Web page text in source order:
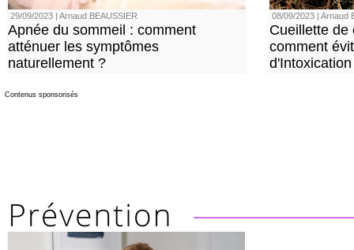
29/09/2023 | Arnaud BEAUSSIER
Apnée du sommeil : comment
atténuer les symptômes
naturellement ?
08/09/2023 | Arnaud
Cueillette de
comment
d'Intoxication
Contenus sponsorisés